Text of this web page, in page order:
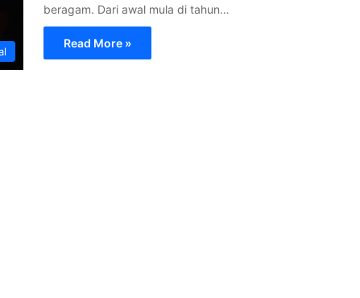
beragam. Dari awal mula di tahun…
Read More »